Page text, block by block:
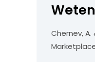
Chernev, A.